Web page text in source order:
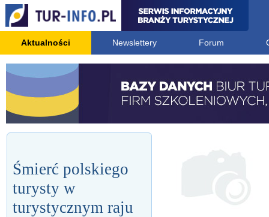
Aktualności Newslettery Forum
Śmierć polskiego
turysty w
turystycznym raju